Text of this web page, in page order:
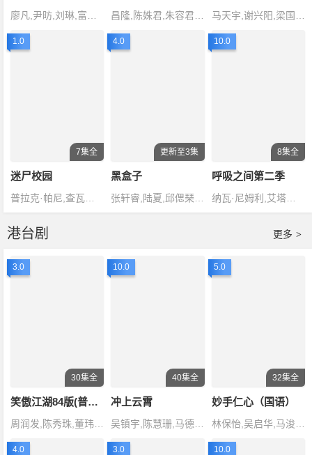
1.0
7集全
迷尸校园
4.0
更新至3集
黑盒子
10.0
8集全
呼吸之间第二季
纳瓦·尼姆利,艾塔娜·桑切斯-希洪,布兰卡·苏亚雷斯
港台剧 更多 >
3.0
30集全
笑傲江湖84版(普通话版)
10.0
40集全
冲上云霄
5.0
32集全
妙手仁心（国语）
4.0 3.0 10.0